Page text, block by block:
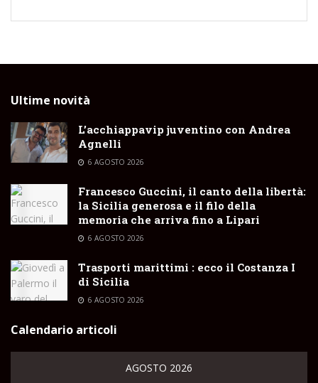
Ultime novità
L’acchiappavip juventino con Andrea
Agnelli
6 AGOSTO 2026
Francesco Guccini, il canto della libertà:
la Sicilia generosa e il filo della
memoria che arriva fino a Lipari
6 AGOSTO 2026
Trasporti marittimi : ecco il Costanza I
di Sicilia
6 AGOSTO 2026
Calendario articoli
AGOSTO 2026